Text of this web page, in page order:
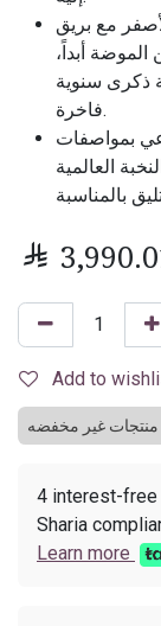
مع بريق
أبداً،
ذكرى سنوية
فاخرة.
بمواصفات
النخبة العالمية (D-E) يمنحك فرصة تقديم حجر كبير الحجم

Add to
منتجات غير مخفضه
4 interest-
Sharia
Learn more